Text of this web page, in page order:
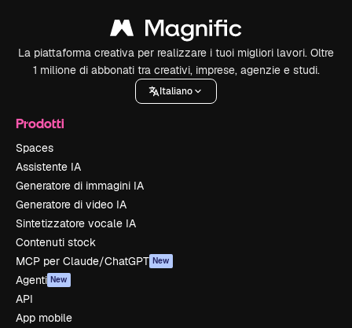
La piattaforma creativa per realizzare i tuoi migliori lavori. Oltre
1 milione di abbonati tra creativi, imprese, agenzie e studi.
Italiano
Prodotti
Spaces
Assistente IA
Generatore di immagini IA
Generatore di video IA
Sintetizzatore vocale IA
Contenuti stock
MCP per Claude/ChatGPT New
Agenti New
API
App mobile